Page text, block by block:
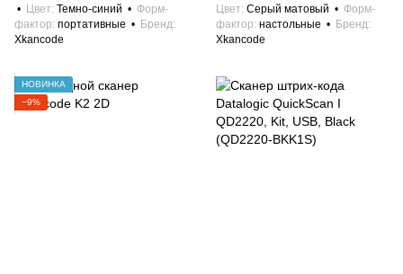
Цвет Темно-синий
Форм-
фактор портативные
Бренд
Xkancode
Цвет Серый матовый
Форм-
фактор настольные
Бренд
Xkancode
НОВИНКА
−9%